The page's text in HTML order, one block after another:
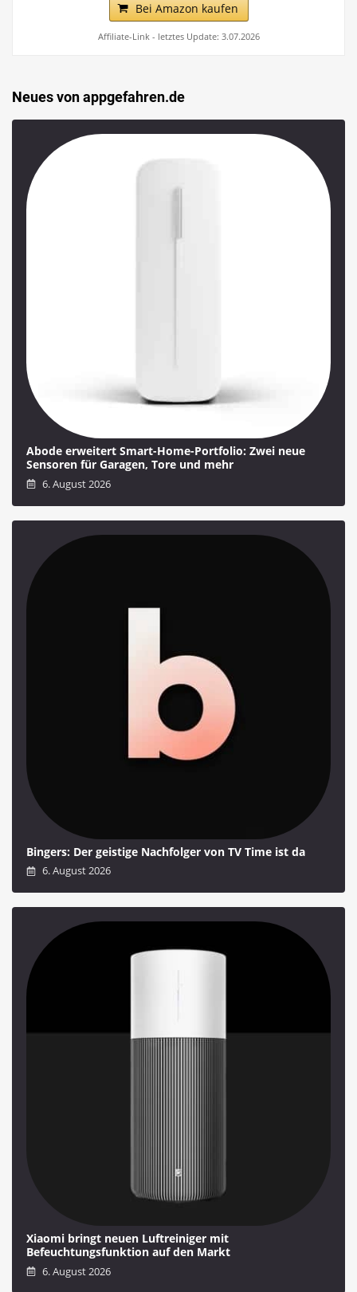
Bei Amazon kaufen
Affiliate-Link - letztes Update: 3.07.2026
Neues von appgefahren.de
Abode erweitert Smart-Home-Portfolio: Zwei neue
Sensoren für Garagen, Tore und mehr
6. August 2026
Bingers: Der geistige Nachfolger von TV Time ist da
6. August 2026
Xiaomi bringt neuen Luftreiniger mit
Befeuchtungsfunktion auf den Markt
6. August 2026